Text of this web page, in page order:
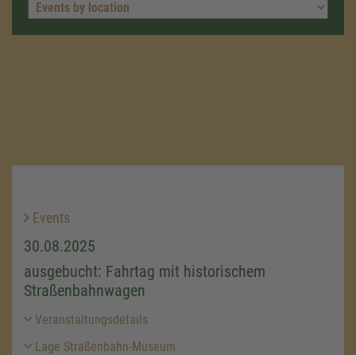
Events
30.08.2025
ausgebucht: Fahrtag mit historischem
Straßenbahnwagen
Veranstaltungsdetails
Lage Straßenbahn-Museum